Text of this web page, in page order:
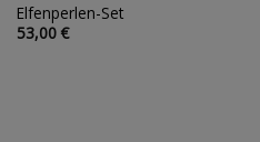
Elfenperlen-Set
53,00 €